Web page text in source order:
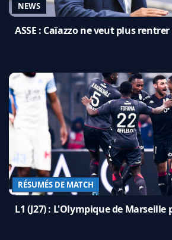
NEWS
ASSE : Caïazzo ne veut plus
RÉSUMÉS DE MATCH
L1 (J27) : L'Olympique de